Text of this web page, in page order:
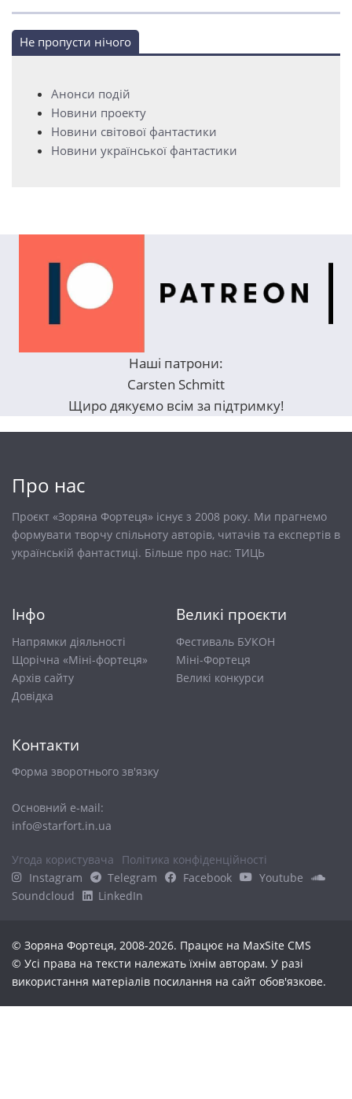
Не пропусти нічого
Анонси подій
Новини проекту
Новини світової фантастики
Новини української фантастики
Наші патрони:
Carsten Schmitt
Щиро дякуємо всім за підтримку!
Про нас
Проєкт «Зоряна Фортеця» існує з 2008 року. Ми прагнемо
формувати творчу спільноту авторів, читачів та експертів в
українській фантастиці. Більше про нас: ТИЦЬ
Інфо
Напрямки діяльності
Щорічна «Міні-фортеця»
Архів сайту
Довiдка
Великі проєкти
Фестиваль БУКОН
Міні-Фортеця
Великі конкурси
Контакти
Форма зворотнього зв'язку
Основний е-маіl:
info@starfort.in.ua
Угода користувача
Політика конфіденційності
Instagram
Telegram Facebook
Youtube
Soundcloud
LinkedIn
© Зоряна Фортеця, 2008-2026. Працює на MaxSite CMS
© Усі права на тексти належать їхнім авторам. У разі
використання матеріалів посилання на сайт обов'язкове.